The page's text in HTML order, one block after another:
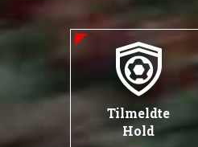
Tilmeldte
Hold